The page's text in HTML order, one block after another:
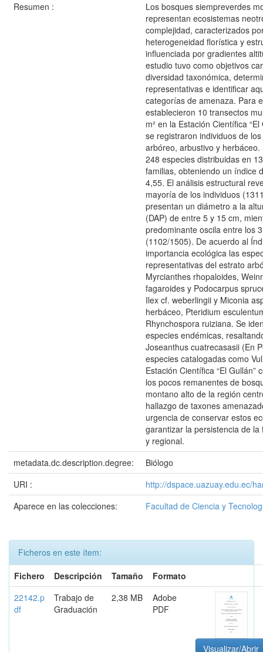
Resumen :
Los bosques siempreverdes
representan ecosistemas
complejidad, caracterizados
heterogeneidad florística y
influenciada por gradientes
estudio tuvo como objetivos
diversidad taxonómica,
representativas e identificar
categorías de amenaza. Para
establecieron 10 transectos
m² en la Estación Científica
se registraron individuos de
arbóreo, arbustivo y herbáceo.
248 especies distribuidas en
familias, obteniendo un índice
4,55. El análisis estructural
mayoría de los individuos
presentan un diámetro a la
(DAP) de entre 5 y 15 cm,
predominante oscila entre los
(1102/1505). De acuerdo al
importancia ecológica las
representativas del estrato
Myrcianthes rhopaloides,
fagaroides y Podocarpus
Ilex cf. weberlingii y Miconia
herbáceo, Pteridium
Rhynchospora ruiziana. Se
especies endémicas,
Joseanthus cuatrecasasii (En
especies catalogadas como
Estación Científica “El Gullán”
los pocos remanentes de
montano alto de la región
hallazgo de taxones
urgencia de conservar estos
garantizar la persistencia de la
y regional.
metadata.dc.description.degree:
Biólogo
URI :
http://dspace.uazuay.edu.ec/
Aparece en las colecciones:
Facultad de Ciencia y
Ficheros en este ítem:
Fichero
Descripción Tamaño
Formato
22142.p
df
Trabajo de
Graduación
2,38 MB
Adobe
PDF
Visualizar/Abrir